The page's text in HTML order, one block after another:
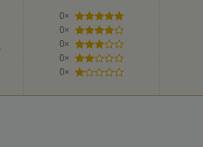
0×
5 hvězdiček
0×
4 hvězdičky
0×
3 hvězdičky
0×
2 hvězdičky
0×
1 hvezdička